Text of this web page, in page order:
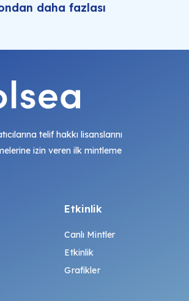
daha fazlası
telif hakkı lisanslarını
izin veren ilk mintleme
Etkinlik
Canlı Mintler
Etkinlik
Grafikler